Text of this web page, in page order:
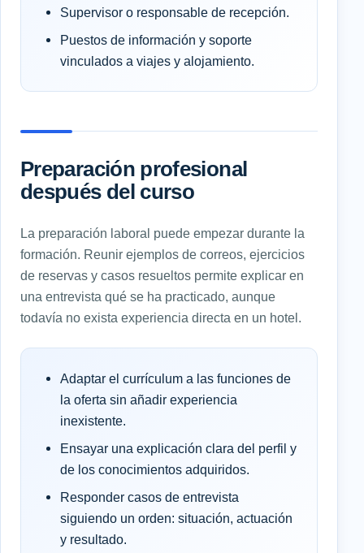
Supervisor o responsable de recepción.
Puestos de información y soporte
vinculados a viajes y alojamiento.
Preparación profesional
después del curso
La preparación laboral puede empezar durante la
formación. Reunir ejemplos de correos, ejercicios
de reservas y casos resueltos permite explicar en
una entrevista qué se ha practicado, aunque
todavía no exista experiencia directa en un hotel.
Adaptar el currículum a las funciones de
la oferta sin añadir experiencia
inexistente.
Ensayar una explicación clara del perfil y
de los conocimientos adquiridos.
Responder casos de entrevista
siguiendo un orden: situación, actuación
y resultado.